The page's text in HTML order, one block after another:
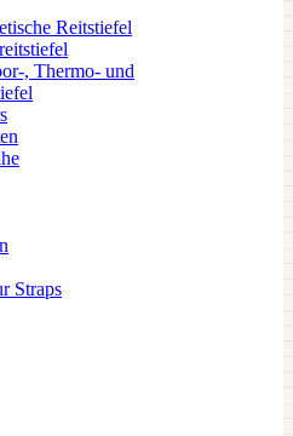
Reitstiefel
, Thermo- und
Straps